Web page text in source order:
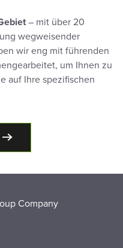
– mit über 20
wegweisender
wir eng mit führenden
um Ihnen zu
auf Ihre spezifischen
Company